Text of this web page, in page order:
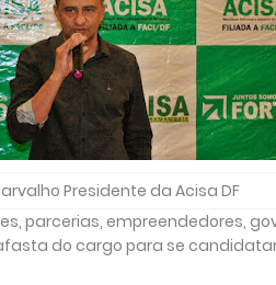
Presidente da Acisa DF
parcerias, empreendedores,
do cargo para se